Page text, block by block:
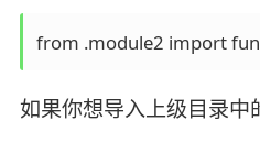
如果你想导入上级目录中